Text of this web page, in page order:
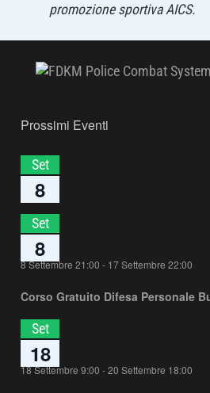
promozione sportiva AICS.
Prossimi Eventi
Set
8
Set
8
8 Settembre 21:00 - 17 Settembre 22:00
Corso Gratuito Difesa Personale
Set
18
18 Settembre 9:00 -20 Settembre 18:00